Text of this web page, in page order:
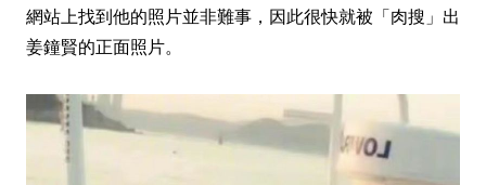
網站上找到他的照片並非難事，因此很快就被「肉搜」出
姜鐘賢的正面照片。